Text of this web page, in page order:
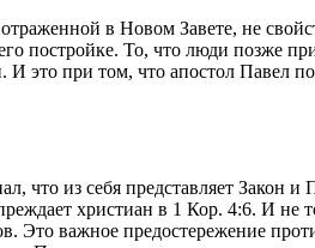
в Новом Завете, не
постройке. То, что люди позже
И это при том, что апостол Павел
что из себя представляет Закон
христиан в 1 Кор. 4:6. И не
Это важное предостережение